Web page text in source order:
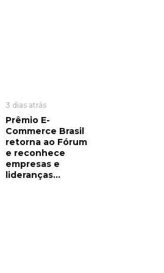
3 dias atrás
Prêmio E-
Commerce Brasil
retorna ao Fórum
e reconhece
empresas e
lideranças...